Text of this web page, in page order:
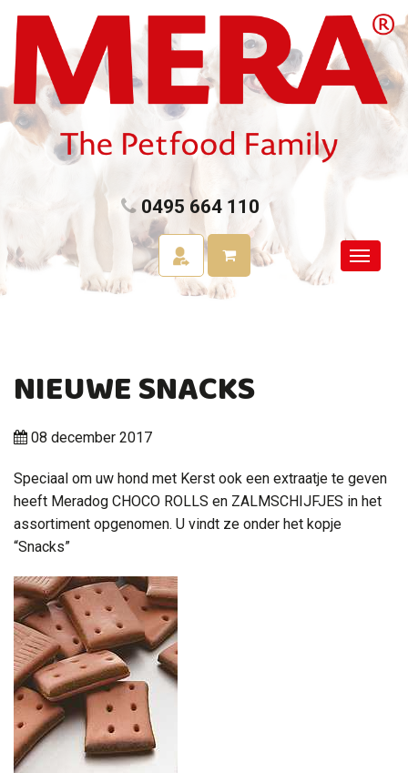
0495 664 110
NIEUWE SNACKS
08 december 2017
Speciaal om uw hond met Kerst ook een extraatje te geven
heeft Meradog CHOCO ROLLS en ZALMSCHIJFJES in het
assortiment opgenomen. U vindt ze onder het kopje
“Snacks”